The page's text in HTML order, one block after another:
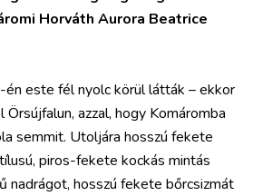
Horváth Aurora Beatrice
este fél nyolc körül látták – ekkor
azzal, hogy Komáromba
semmit. Utoljára hosszú fekete
piros-fekete kockás mintás
nadrágot, hosszú fekete bőrcsizmát